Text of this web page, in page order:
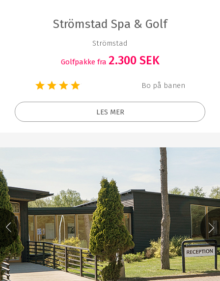
Strömstad Spa & Golf
Strömstad
Golfpakke fra 2.300 SEK
Bo på banen
LES MER